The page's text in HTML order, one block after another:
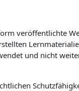
veröffentlichte
und nicht